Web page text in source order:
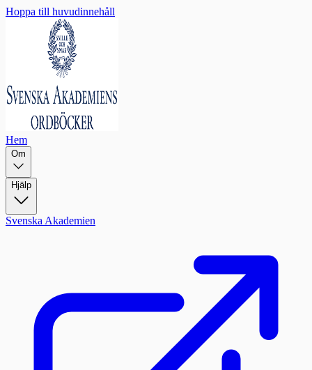
Hoppa till huvudinnehåll
Hem
Om
Hjälp
Svenska Akademien